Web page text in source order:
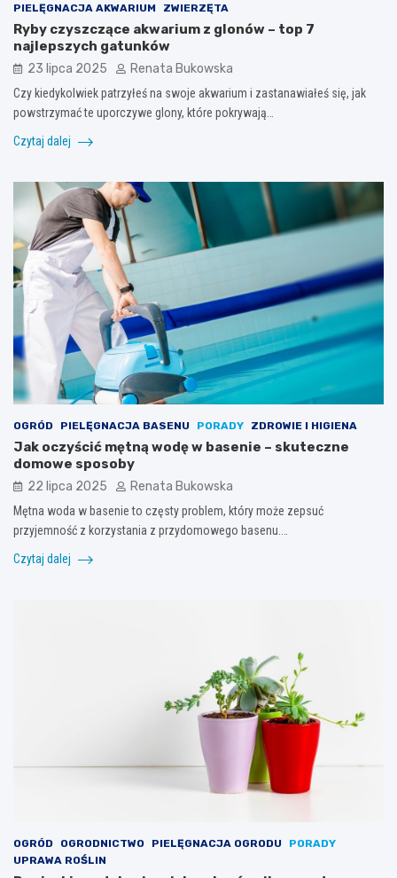
PIELĘGNACJA AKWARIUM
ZWIERZĘTA
Ryby czyszczące akwarium z glonów – top 7
najlepszych gatunków
23 lipca 2025 Renata Bukowska
Czy kiedykolwiek patrzyłeś na swoje akwarium i zastanawiałeś się, jak
powstrzymać te uporczywe glony, które pokrywają…
Czytaj dalej
OGRÓD PIELĘGNACJA BASENU PORADY ZDROWIE I HIGIENA
Jak oczyścić mętną wodę w basenie – skuteczne
domowe sposoby
22 lipca 2025 Renata Bukowska
Mętna woda w basenie to częsty problem, który może zepsuć
przyjemność z korzystania z przydomowego basenu.…
Czytaj dalej
OGRÓD OGRODNICTWO PIELĘGNACJA OGRODU
PORADY
UPRAWA ROŚLIN